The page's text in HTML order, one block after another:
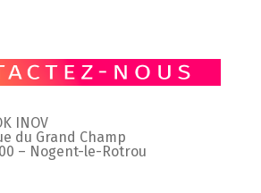
INOV
du Grand Champ
– Nogent-le-Rotrou